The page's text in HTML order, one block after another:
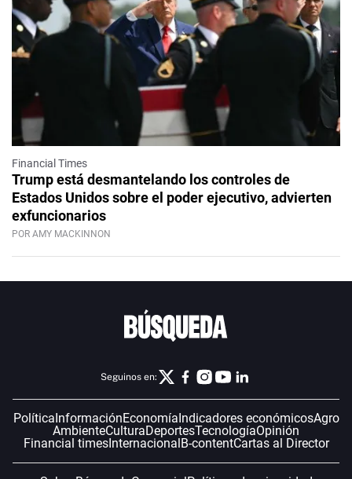
Financial Times
Trump está desmantelando los controles de
Estados Unidos sobre el poder ejecutivo, advierten
exfuncionarios
POR AMY MACKINNON
Seguinos en:
Política InformaciónEconomía Indicadores económicosAgro
AmbienteCulturaDeportesTecnologíaOpinión
Financial timesInternacional B-contentCartas al Director